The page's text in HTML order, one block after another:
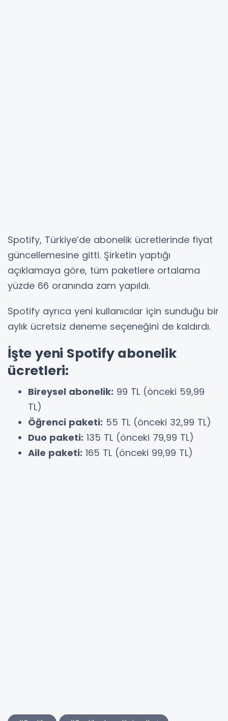
Spotify, Türkiye’de abonelik ücretlerinde fiyat
güncellemesine gitti. Şirketin yaptığı
açıklamaya göre, tüm paketlere ortalama
yüzde 66 oranında zam yapıldı.
Spotify ayrıca yeni kullanıcılar için sunduğu bir
aylık ücretsiz deneme seçeneğini de kaldırdı.
İşte yeni Spotify abonelik
ücretleri:
Bireysel abonelik: 99 TL (önceki 59,99
TL)
Öğrenci paketi: 55 TL (önceki 32,99 TL)
Duo paketi: 135 TL (önceki 79,99 TL)
Aile paketi: 165 TL (önceki 99,99 TL)